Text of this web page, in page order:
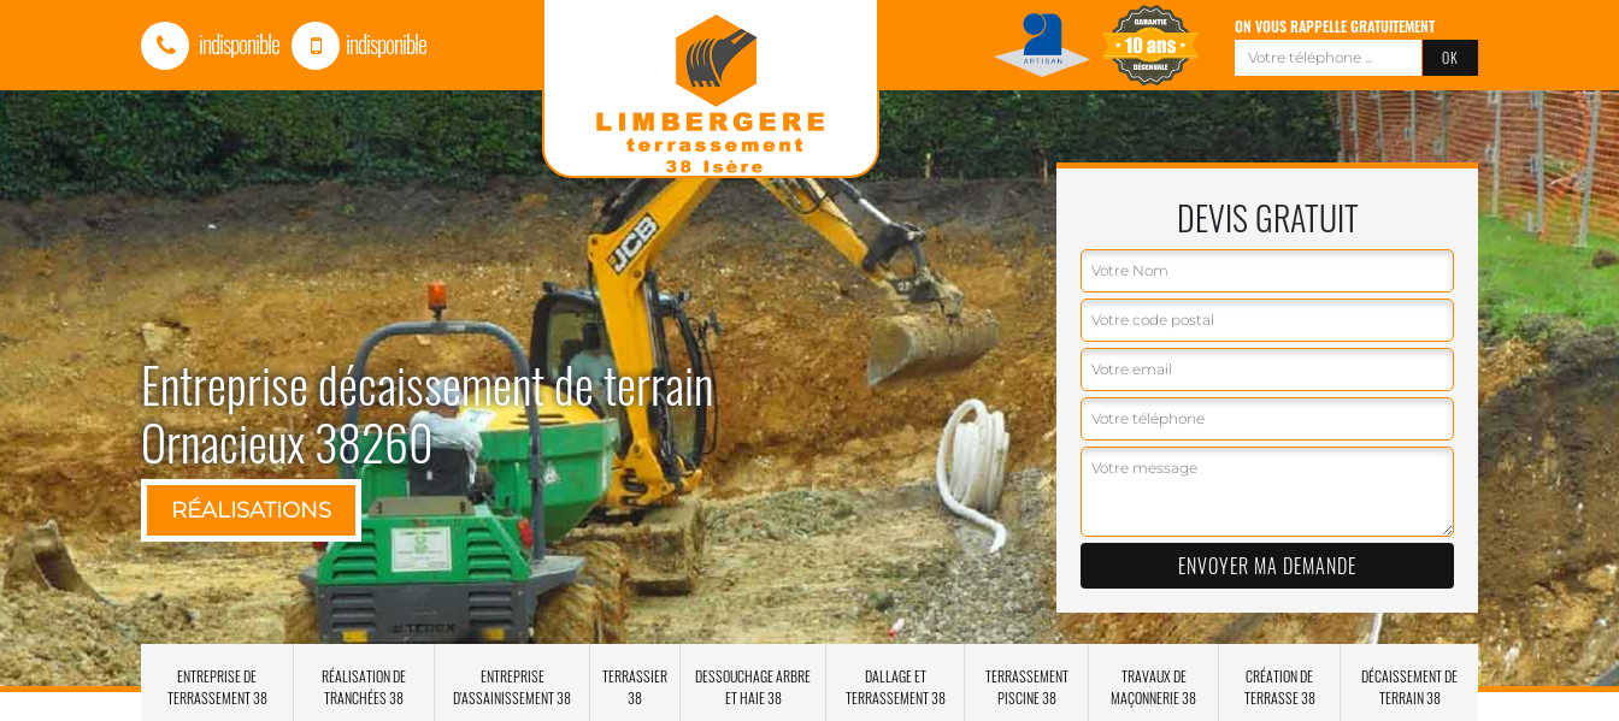
indisponible indisponible ON VOUS RAPPELLE GRATUITEMENT
Entreprise décaissement de terrain
Ornacieux 38260
RÉALISATIONS
DEVIS GRATUIT
ENTREPRISE DE
TERRASSEMENT 38
RÉALISATION DE
TRANCHÉES 38
ENTREPRISE
D'ASSAINISSEMENT 38
TERRASSIER
38
DESSOUCHAGE ARBRE
ET HAIE 38
DALLAGE ET
TERRASSEMENT 38
TERRASSEMENT
PISCINE 38
TRAVAUX DE
MAÇONNERIE 38
CRÉATION DE
TERRASSE 38
DÉCAISSEMENT DE
TERRAIN 38